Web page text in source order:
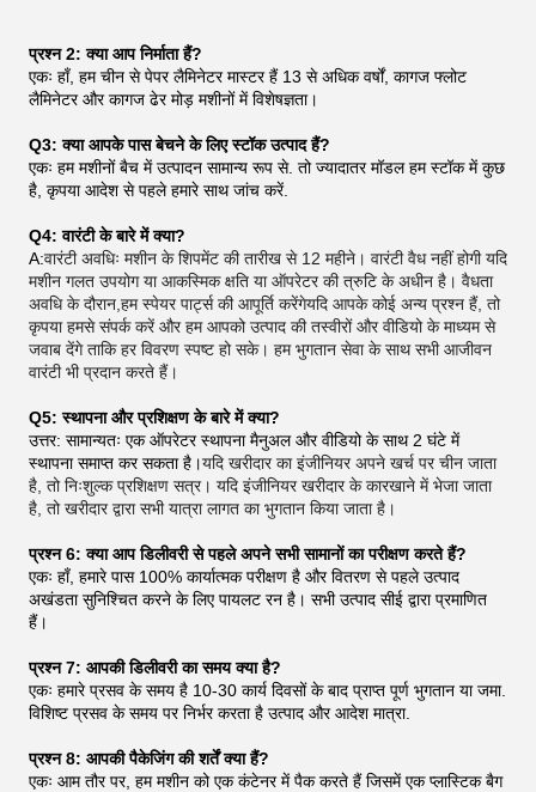
प्रश्न 2: क्या आप निर्माता हैं?
एकः हाँ, हम चीन से पेपर लैमिनेटर मास्टर हैं 13 से अधिक वर्षों, कागज फ्लोट
लैमिनेटर और कागज ढेर मोड़ मशीनों में विशेषज्ञता।
Q3: क्या आपके पास बेचने के लिए स्टॉक उत्पाद हैं?
एकः हम मशीनों बैच में उत्पादन सामान्य रूप से. तो ज्यादातर मॉडल हम स्टॉक में कुछ
है, कृपया आदेश से पहले हमारे साथ जांच करें.
Q4: वारंटी के बारे में क्या?
A:वारंटी अवधिः मशीन के शिपमेंट की तारीख से 12 महीने। वारंटी वैध नहीं होगी यदि
मशीन गलत उपयोग या आकस्मिक क्षति या ऑपरेटर की त्रुटि के अधीन है। वैधता
अवधि के दौरान,हम स्पेयर पार्ट्स की आपूर्ति करेंगेयदि आपके कोई अन्य प्रश्न हैं, तो
कृपया हमसे संपर्क करें और हम आपको उत्पाद की तस्वीरों और वीडियो के माध्यम से
जवाब देंगे ताकि हर विवरण स्पष्ट हो सके। हम भुगतान सेवा के साथ सभी आजीवन
वारंटी भी प्रदान करते हैं।
Q5: स्थापना और प्रशिक्षण के बारे में क्या?
उत्तर: सामान्यतः एक ऑपरेटर स्थापना मैनुअल और वीडियो के साथ 2 घंटे में
स्थापना समाप्त कर सकता है।यदि खरीदार का इंजीनियर अपने खर्च पर चीन जाता
है, तो निःशुल्क प्रशिक्षण सत्र। यदि इंजीनियर खरीदार के कारखाने में भेजा जाता
है, तो खरीदार द्वारा सभी यात्रा लागत का भुगतान किया जाता है।
प्रश्न 6: क्या आप डिलीवरी से पहले अपने सभी सामानों का परीक्षण करते हैं?
एकः हाँ, हमारे पास 100% कार्यात्मक परीक्षण है और वितरण से पहले उत्पाद
अखंडता सुनिश्चित करने के लिए पायलट रन है। सभी उत्पाद सीई द्वारा प्रमाणित
हैं।
प्रश्न 7: आपकी डिलीवरी का समय क्या है?
एकः हमारे प्रसव के समय है 10-30 कार्य दिवसों के बाद प्राप्त पूर्ण भुगतान या जमा.
विशिष्ट प्रसव के समय पर निर्भर करता है उत्पाद और आदेश मात्रा.
प्रश्न 8: आपकी पैकेजिंग की शर्तें क्या हैं?
एकः आम तौर पर, हम मशीन को एक कंटेनर में पैक करते हैं जिसमें एक प्लास्टिक बैग